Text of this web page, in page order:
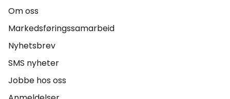
Om oss
Markedsføringssamarbeid
Nyhetsbrev
SMS nyheter
Jobbe hos oss